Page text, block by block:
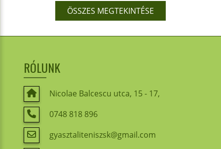
ÖSSZES MEGTEKINTÉSE
RÓLUNK
Nicolae Balcescu utca, 15 - 17,
0748 818 896
gyasztaliteniszsk@gmail.com